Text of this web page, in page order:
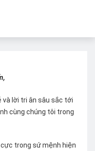
và lời tri ân sâu sắc tới
cùng chúng tôi trong
trong sứ mệnh hiện